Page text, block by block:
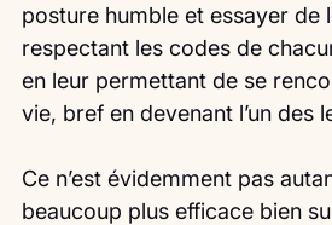
posture humble et essayer de
respectant les codes de
en leur permettant de se
vie, bref en devenant l’un des
Ce n’est évidemment pas
beaucoup plus efficace bien